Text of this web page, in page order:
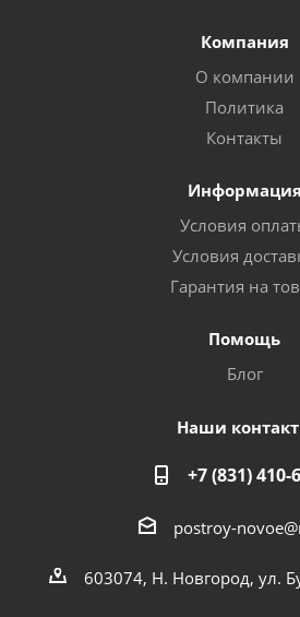
Компания
О компании
Политика
Контакты
Информация
Условия
Условия
Гарантия на
Помощь
Блог
Наши
+7 (831) 410-
postroy-
603074, Н. Новгород, ул.